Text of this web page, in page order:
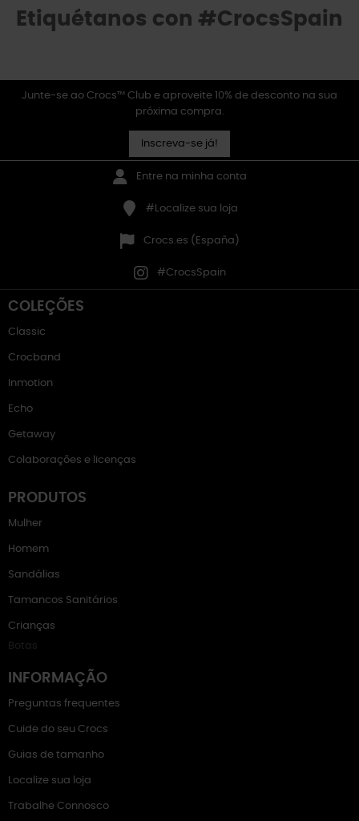
Etiquétanos con #CrocsSpain
Junte-se ao Crocs™ Club e aproveite 10% de desconto na sua
próxima compra.
Inscreva-se já!
Entre na minha conta
#Localize sua loja
Crocs.es (España)
#CrocsSpain
COLEÇÕES
Classic
Crocband
Inmotion
Echo
Getaway
Colaborações e licenças
PRODUTOS
Mulher
Homem
Sandálias
Tamancos Sanitários
Crianças
Botas
INFORMAÇÃO
Preguntas frequentes
Cuide do seu Crocs
Guias de tamanho
Localize sua loja
Trabalhe Connosco